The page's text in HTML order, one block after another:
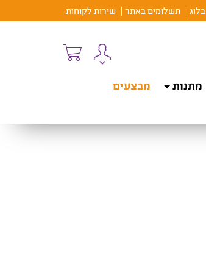
בלוג תשלומים באתר שירות לקוחות
מתנות
מבצעים